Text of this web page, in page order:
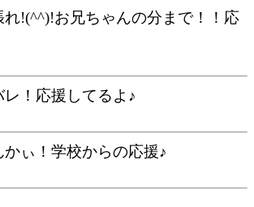
!(^^)!お兄ちゃんの分まで！！応
！応援してるよ♪
ぃ！学校からの応援♪